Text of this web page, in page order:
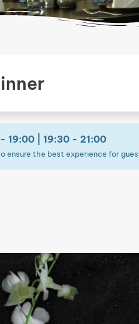
19:00 | 19:30 - 21:00
ensure the best experience for